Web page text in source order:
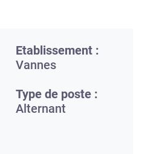
Etablissement :
Vannes
Type de poste :
Alternant